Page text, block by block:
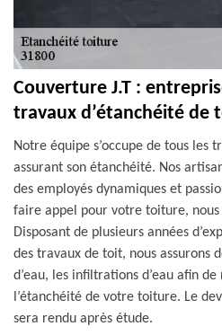
Couverture J.T :
travaux d’étanchéité de
Notre équipe s’occupe de tous les
assurant son étanchéité. Nos
des employés dynamiques et
faire appel pour votre toiture, nous
Disposant de plusieurs années
des travaux de toit, nous assurons
d’eau, les infiltrations d’eau afin
l’étanchéité de votre toiture. Le
sera rendu après étude.